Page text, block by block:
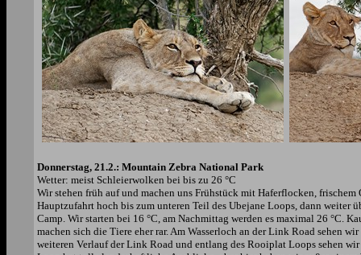
Donnerstag, 21.2.: Mountain Zebra National Park
Wetter: meist Schleierwolken bei bis zu 26 °C
Wir stehen früh auf und machen uns Frühstück mit Haferflocken,
Hauptzufahrt hoch bis zum unteren Teil des Ubejane Loops, dann
Camp. Wir starten bei 16 °C, am Nachmittag werden es maximal 26 °C.
machen sich die Tiere eher rar. Am Wasserloch an der Link Road sehen
weiteren Verlauf der Link Road und entlang des Rooiplat Loops sehen